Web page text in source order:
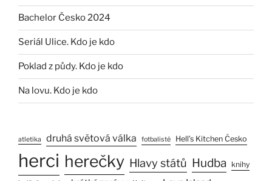
Bachelor Česko 2024
Seriál Ulice. Kdo je kdo
Poklad z půdy. Kdo je kdo
Na lovu. Kdo je kdo
atletika druhá světová válka fotbalisté Hell’s Kitchen Česko
herci herečky Hlavy států Hudba knihy